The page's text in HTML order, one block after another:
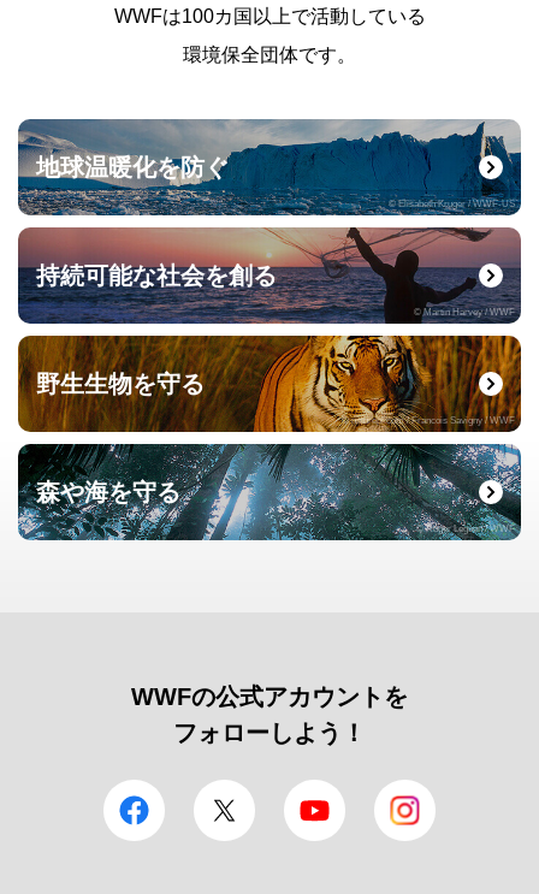
WWFは100カ国以上で活動している
環境保全団体です。
地球温暖化を防ぐ
© Elisabeth Kruger / WWF-US
持続可能な社会を創る
© Martin Harvey / WWF
野生生物を守る
© naturepl.com / Francois Savigny / WWF
森や海を守る
© Roger Leguen / WWF
WWFの公式アカウントを
フォローしよう！
facebook Twitter YouTube